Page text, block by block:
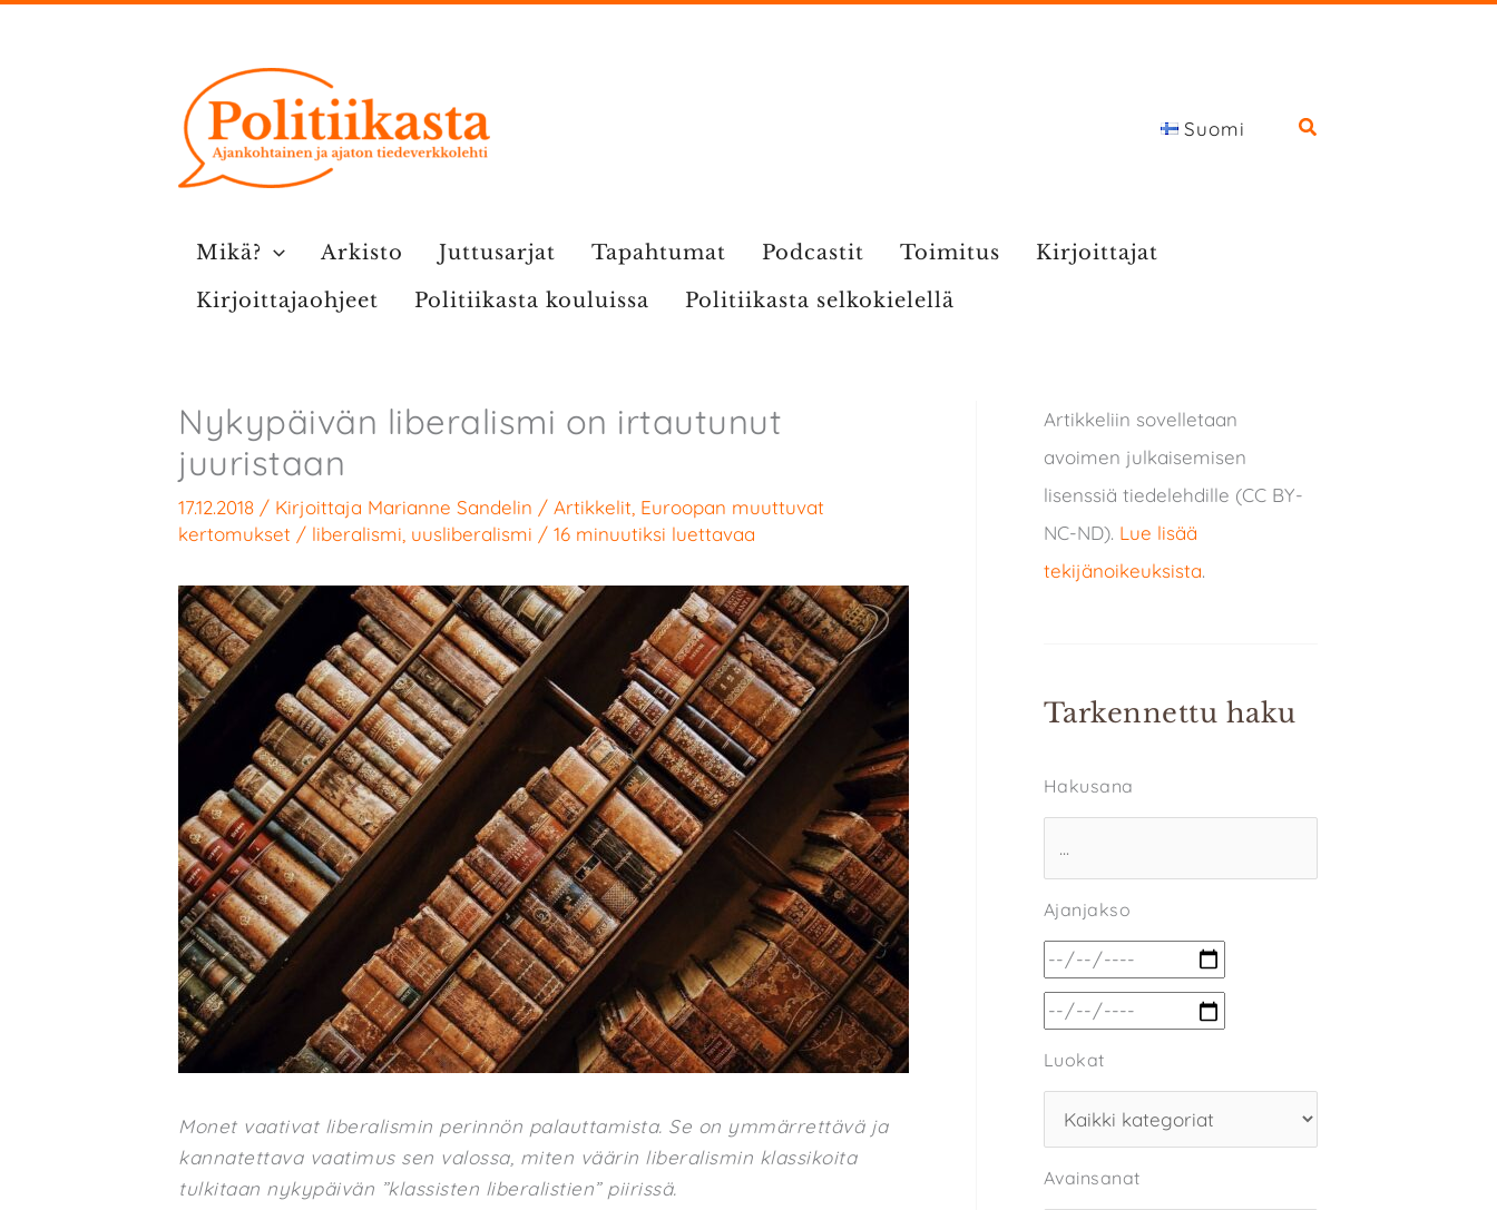
Suomi
Mikä? Arkisto Juttusarjat Tapahtumat Podcastit Toimitus
Kirjoittajat
Kirjoittajaohjeet
Politiikasta kouluissa Politiikasta selkokielellä
Nykypäivän liberalismi on irtautunut
juuristaan
17.12.2018 / Kirjoittaja Marianne Sandelin / Artikkelit Euroopan muuttuvat
kertomukset / liberalismi uusliberalismi / 16 minuutiksi luettavaa
Monet vaativat liberalismin perinnön palauttamista. Se on ymmärrettävä ja
kannatettava vaatimus sen valossa, miten väärin liberalismin klassikoita
tulkitaan nykypäivän ”klassisten liberalistien” piirissä.
Artikkeliin sovelletaan
avoimen julkaisemisen
lisenssiä tiedelehdille (CC BY-
NC-ND). Lue lisää
tekijänoikeuksista.
Tarkennettu haku
Hakusana
Ajanjakso
Luokat
Avainsanat